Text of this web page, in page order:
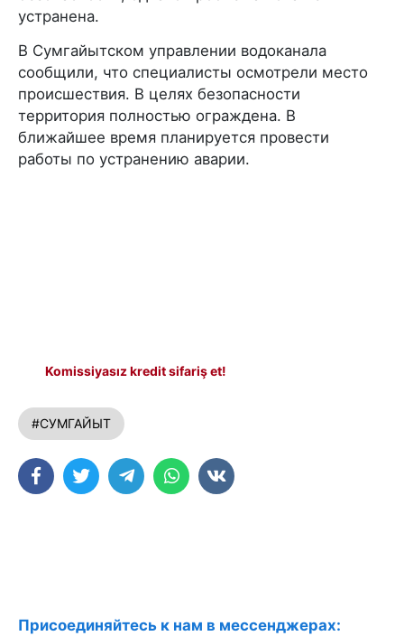
устранена.
В Сумгайытском управлении водоканала
сообщили, что специалисты осмотрели место
происшествия. В целях безопасности
территория полностью ограждена. В
ближайшее время планируется провести
работы по устранению аварии.
Komissiyasız kredit sifariş et!
#СУМГАЙЫТ
Присоединяйтесь к нам в мессенджерах: